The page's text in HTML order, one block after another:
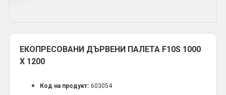
ЕКОПРЕСОВАНИ ДЪРВЕНИ ПАЛЕТА F10S 1000
Х 1200
Код на продукт: 603054